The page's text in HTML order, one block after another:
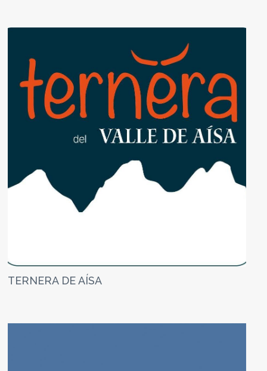
TERNERA DE AÍSA